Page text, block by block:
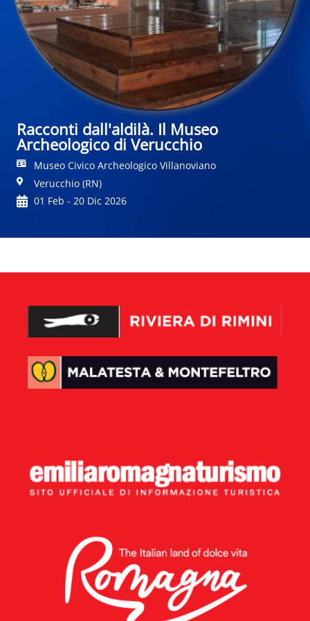
Racconti dall'aldilà. Il Museo
Archeologico di Verucchio
Museo Civico Archeologico Villanoviano
Verucchio (RN)
01 Feb - 20 Dic 2026